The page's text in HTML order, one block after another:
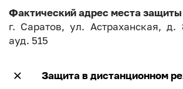
Фактический адрес места защиты
г. Саратов, ул. Астраханская, д.
ауд. 515
Защита в дистанционном